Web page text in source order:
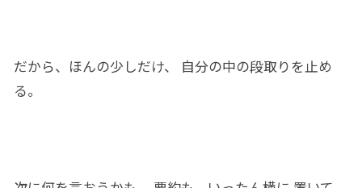
だから、ほんの少しだけ、 自分の中の段取りを止め
る。